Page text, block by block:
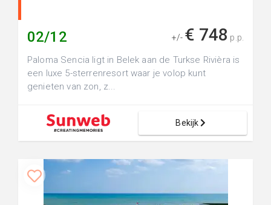
02/12 +/- € 748 p.p.
Paloma Sencia ligt in Belek aan de Turkse Rivièra is
een luxe 5-sterrenresort waar je volop kunt
genieten van zon, z...
Bekijk